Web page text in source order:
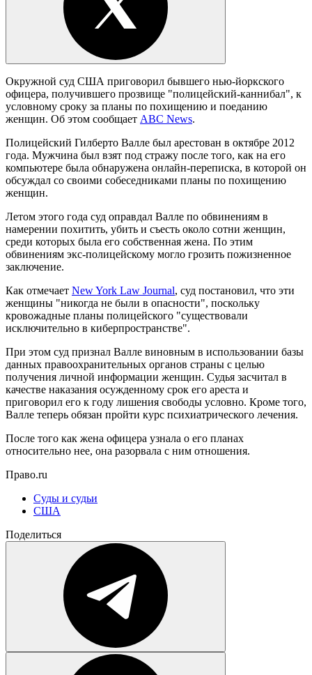
Окружной суд США приговорил бывшего нью-йоркского
офицера, получившего прозвище "полицейский-каннибал", к
условному сроку за планы по похищению и поеданию
женщин. Об этом сообщает ABC News.
Полицейский Гилберто Валле был арестован в октябре 2012
года. Мужчина был взят под стражу после того, как на его
компьютере была обнаружена онлайн-переписка, в которой он
обсуждал со своими собеседниками планы по похищению
женщин.
Летом этого года суд оправдал Валле по обвинениям в
намерении похитить, убить и съесть около сотни женщин,
среди которых была его собственная жена. По этим
обвинениям экс-полицейскому могло грозить пожизненное
заключение.
Как отмечает New York Law Journal, суд постановил, что эти
женщины "никогда не были в опасности", поскольку
кровожадные планы полицейского "существовали
исключительно в киберпространстве".
При этом суд признал Валле виновным в использовании базы
данных правоохранительных органов страны с целью
получения личной информации женщин. Судья засчитал в
качестве наказания осужденному срок его ареста и
приговорил его к году лишения свободы условно. Кроме того,
Валле теперь обязан пройти курс психиатрического лечения.
После того как жена офицера узнала о его планах
относительно нее, она разорвала с ним отношения.
Право.ru
Суды и судьи
США
Поделиться